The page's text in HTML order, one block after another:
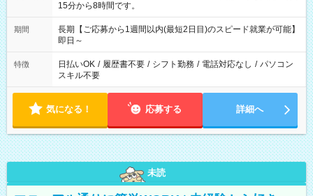
15分から8時間です。
期間
長期【ご応募から1週間以内(最短2日目)のスピード就業が可能】
即日～
特徴 日払いOK / 履歴書不要 / シフト勤務 / 電話対応なし / パソコン
スキル不要
気になる！ 応募する 詳細へ
未読